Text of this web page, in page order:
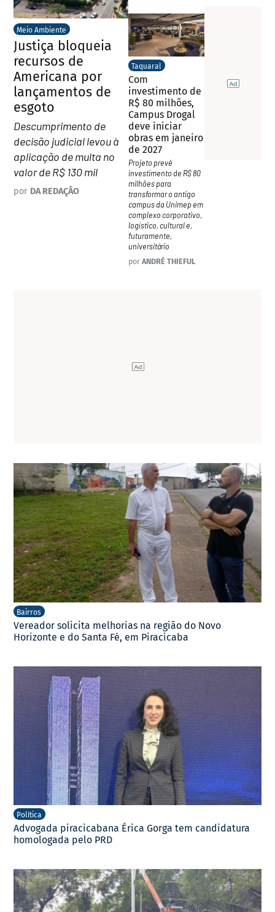
Meio Ambiente
Justiça bloqueia
recursos de
Americana por
lançamentos de
esgoto
Descumprimento de
decisão judicial levou à
aplicação de multa no
valor de R$ 130 mil
por DA REDAÇÃO
Taquaral
Com
investimento de
R$ 80 milhões,
Campus Drogal
deve iniciar
obras em janeiro
de 2027
Projeto prevê
investimento de R$ 80
milhões para
transformar o antigo
campus da Unimep em
complexo corporativo,
logístico, cultural e,
futuramente,
universitário
por ANDRÉ THIEFUL
Bairros
Vereador solicita melhorias na região do Novo
Horizonte e do Santa Fé, em Piracicaba
Política
Advogada piracicabana Érica Gorga tem candidatura
homologada pelo PRD